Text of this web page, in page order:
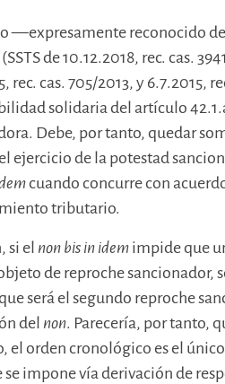
—expresamente reconocido
de 10.12.2018, rec. cas.
rec. cas. 705/2013, y 6.7.2015,
solidaria del artículo
Debe, por tanto, quedar
ejercicio de la potestad
cuando concurre con
tributario.
si el non bis in idem impide que
de reproche sancionador,
será el segundo reproche
del non. Parecería, por tanto,
el orden cronológico es el
se impone vía derivación de